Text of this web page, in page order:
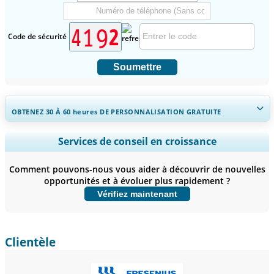
Code de sécurité
Soumettre
OBTENEZ 30 À 60heures DE PERSONNALISATION GRATUITE
Ampliar a cobertura regional e por país, Análise de segmentos,
Perfis de empresas, Benchmarking competitivo, e insights sobre o
Personnaliser maintenant
Services de conseil en croissance
Comment pouvons-nous vous aider à découvrir de nouvelles
opportunités et à évoluer plus rapidement ?
Vérifiez maintenant
Clientèle